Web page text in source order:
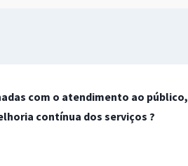
com o atendimento ao público,
contínua dos serviços ?